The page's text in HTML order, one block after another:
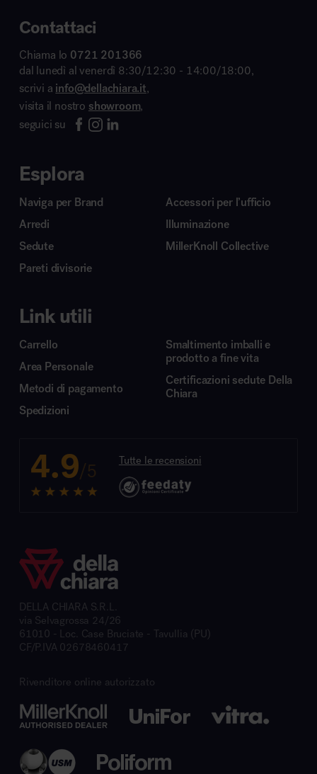
Contattaci
Chiama lo 0721 201366
dal lunedì al venerdì 8:30/12:30 - 14:00/18:00,
scrivi a info@dellachiara.it,
visita il nostro showroom,
seguici su
Esplora
Naviga per Brand
Arredi
Sedute
Pareti divisorie
Accessori per l’ufficio
Illuminazione
MillerKnoll Collective
Link utili
Carrello
Area Personale
Metodi di pagamento
Spedizioni
Smaltimento imballi e
prodotto a fine vita
Certificazioni sedute Della
Chiara
4.9/5 Tutte le recensioni
DELLA CHIARA S.R.L.
via Selvagrossa 24/26
61010 - Loc. Case Bruciate - Tavullia (PU)
CF/P.IVA 02678460417
Rivenditore online autorizzato